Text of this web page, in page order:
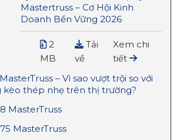
Mastertruss – Cơ Hội Kinh
Doanh Bền Vững 2026
2
MB
Tải
về
Xem chi
tiết
– Vì sao vượt trội so với
kèo thép nhẹ trên thị trường?
MasterTruss
MasterTruss